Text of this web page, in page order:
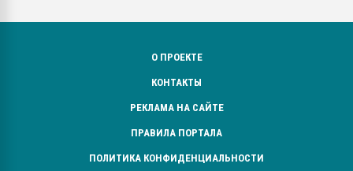
О ПРОЕКТЕ
КОНТАКТЫ
РЕКЛАМА НА САЙТЕ
ПРАВИЛА ПОРТАЛА
ПОЛИТИКА КОНФИДЕНЦИАЛЬНОСТИ